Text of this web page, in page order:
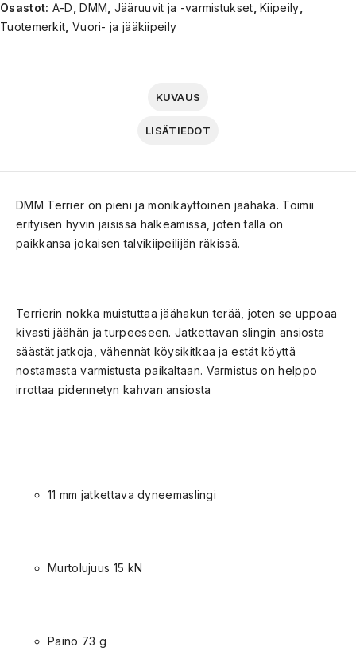
Osastot: A-D, DMM, Jääruuvit ja -varmistukset, Kiipeily,
Tuotemerkit, Vuori- ja jääkiipeily
KUVAUS
LISÄTIEDOT
DMM Terrier on pieni ja monikäyttöinen jäähaka. Toimii
erityisen hyvin jäisissä halkeamissa, joten tällä on
paikkansa jokaisen talvikiipeilijän räkissä.
Terrierin nokka muistuttaa jäähakun terää, joten se uppoaa
kivasti jäähän ja turpeeseen. Jatkettavan slingin ansiosta
säästät jatkoja, vähennät köysikitkaa ja estät köyttä
nostamasta varmistusta paikaltaan. Varmistus on helppo
irrottaa pidennetyn kahvan ansiosta
11 mm jatkettava dyneemaslingi
Murtolujuus 15 kN
Paino 73 g